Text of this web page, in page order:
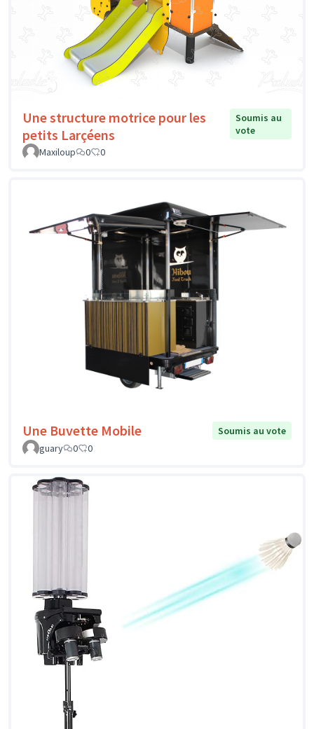
Une structure motrice pour les
petits Larçéens
Soumis au
vote
Maxiloup
0 0
Une Buvette Mobile
Soumis au vote
guary
0 0